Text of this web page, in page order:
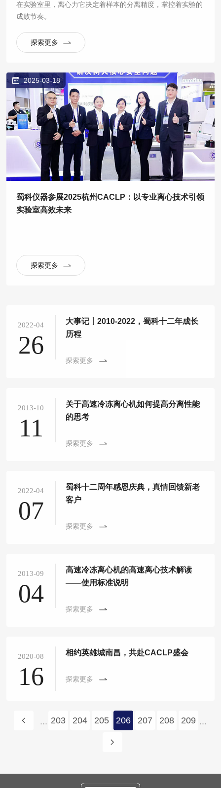
在实验室里，离心力它决定着样本的分离精度，掌控着实验的
成败节奏。
探索更多
2025-03-18
蜀科仪器参展2025杭州CACLP：以专业离心技术引领
实验室高效未来
探索更多
2022-04
26
大事记丨2010-2022，蜀科十二年成长
历程
探索更多
2013-10
11
关于高速冷冻离心机如何提高分离性能
的思考
探索更多
2022-04
07
蜀科十二周年感恩庆典，真情回馈新老
客户
探索更多
2013-09
04
高速冷冻离心机的高速离心技术解读
——使用标准说明
探索更多
2020-08
16
相约英雄城南昌，共赴CACLP盛会
探索更多
... 203 204 205 206 207 208 209 ...